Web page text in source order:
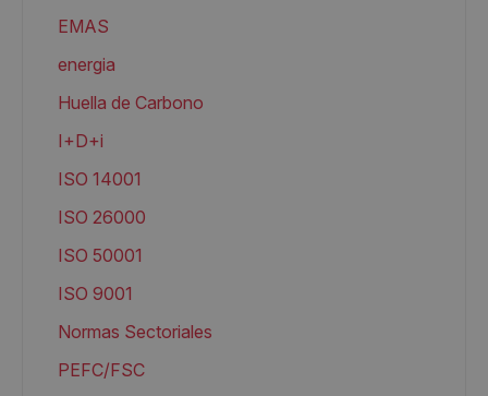
EMAS
energia
Huella de Carbono
I+D+i
ISO 14001
ISO 26000
ISO 50001
ISO 9001
Normas Sectoriales
PEFC/FSC